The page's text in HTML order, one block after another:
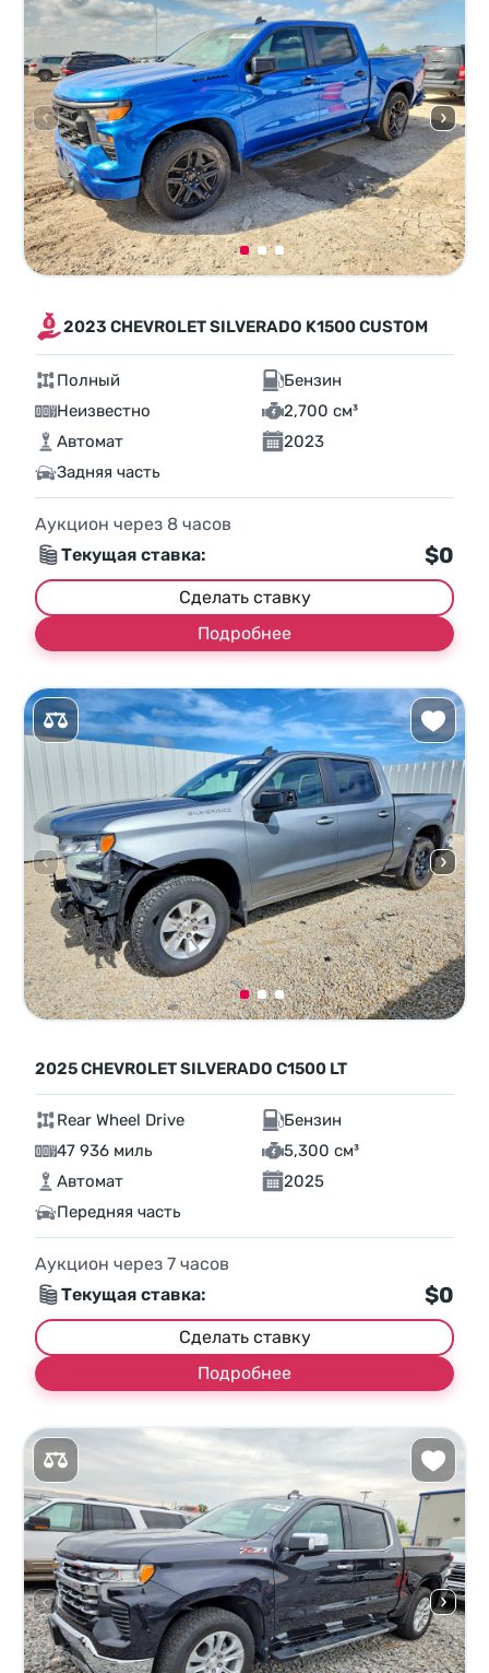
2023 CHEVROLET SILVERADO K1500 CUSTOM
Полный
Бензин
Неизвестно
2,700 см³
Автомат
2023
Задняя часть
Аукцион через 8 часов
Текущая ставка:
$0
Сделать ставку
Подробнее
2025 CHEVROLET SILVERADO C1500 LT
Rear Wheel Drive
Бензин
47 936 миль
5,300 см³
Автомат
2025
Передняя часть
Аукцион через 7 часов
Текущая ставка:
$0
Сделать ставку
Подробнее